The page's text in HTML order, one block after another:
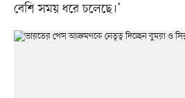
বেশি সময় ধরে চলেছে।’